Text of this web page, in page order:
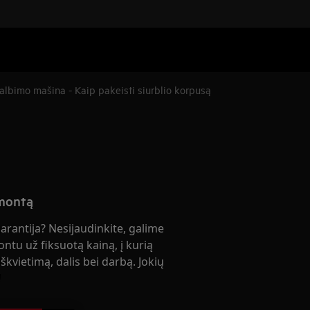
mašina - Kaip pakeisti siurblio korpusą
Nesijaudinkite, galime
už fiksuotą kainą, į kurią
dalis bei darbą. Jokių